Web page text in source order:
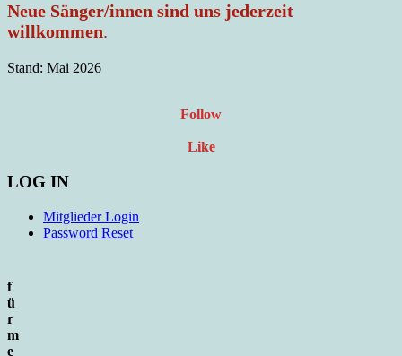
Neue Sänger/innen sind uns jederzeit
willkommen.
Stand: Mai 2026
Follow
Like
LOG IN
Mitglieder Login
Password Reset
f
ü
r
m
e